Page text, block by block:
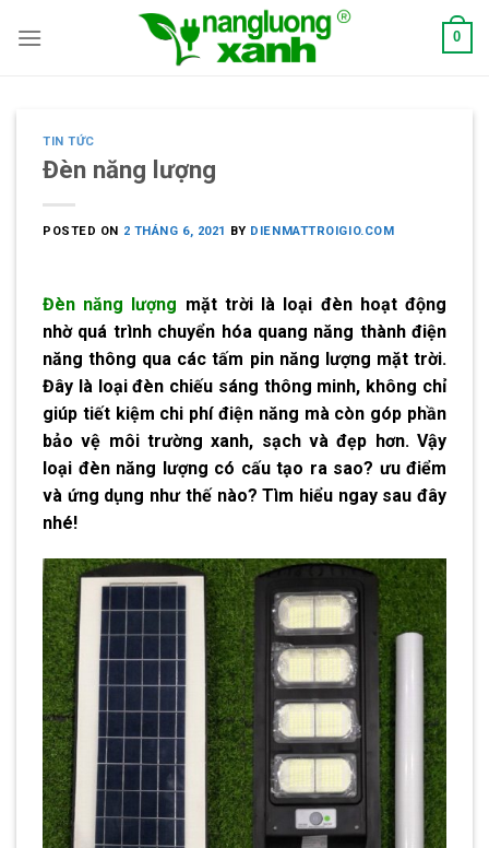
0
TIN TỨC
Đèn năng lượng
POSTED ON 2 THÁNG 6, 2021 BY DIENMATTROIGIO.COM
Đèn năng lượng mặt trời là loại đèn hoạt động
nhờ quá trình chuyển hóa quang năng thành điện
năng thông qua các tấm pin năng lượng mặt trời.
Đây là loại đèn chiếu sáng thông minh, không chỉ
giúp tiết kiệm chi phí điện năng mà còn góp phần
bảo vệ môi trường xanh, sạch và đẹp hơn. Vậy
loại đèn năng lượng có cấu tạo ra sao? ưu điểm
và ứng dụng như thế nào? Tìm hiểu ngay sau đây
nhé!